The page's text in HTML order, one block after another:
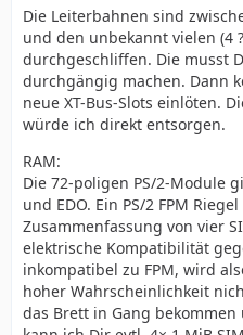
Die Leiterbahnen sind
und den unbekannt vielen (4
durchgeschliffen. Die musst
durchgängig machen. Dann
neue XT-Bus-Slots einlöten.
würde ich direkt entsorgen.
RAM:
Die 72-poligen PS/2-Module
und EDO. Ein PS/2 FPM
Zusammenfassung von vier
elektrische Kompatibilität
inkompatibel zu FPM, wird
hoher Wahrscheinlichkeit
das Brett in Gang